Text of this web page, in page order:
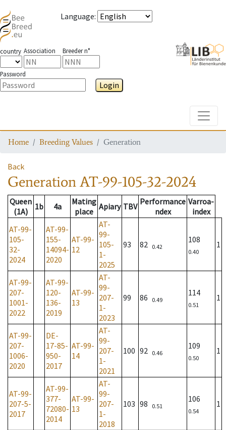
Language:
country Association Breeder n°
Password
Login
Home Breeding Values Generation
Back
GenerationAT-99-105-32-2024
Queen
(1A)
1b 4a
Mating
place Apiary TBV Performance
ndex
Varroa-
index
AT-99-
105-
32-
2024
AT-99-
155-
14094-
2020
AT-99-
12
AT-
99-
105-
1-
2025
93 82 0.42
108
0.40
1
AT-99-
207-
1001-
2022
AT-99-
120-
136-
2019
AT-99-
13
AT-
99-
207-
1-
2023
99 86 0.49
114
0.51
1
AT-99-
207-
1006-
2020
DE-
17-85-
950-
2017
AT-99-
14
AT-
99-
207-
1-
2021
100 92 0.46
109
0.50
1
AT-99-
207-5-
2017
AT-99-
377-
72080-
2014
AT-99-
13
AT-
99-
207-
1-
2018
103 98 0.51
106
0.54
1